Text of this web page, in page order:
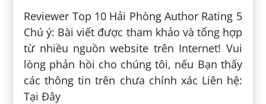
Reviewer Top 10 Hải Phòng Author Rating 5
Chú ý: Bài viết được tham khảo và tổng hợp
từ nhiều nguồn website trên Internet! Vui
lòng phản hồi cho chúng tôi, nếu Bạn thấy
các thông tin trên chưa chính xác Liên hệ:
Tại Đây